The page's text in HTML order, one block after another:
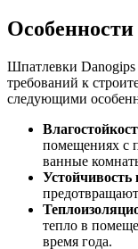
Шпатлевки Danogips
требований к
следующими
помещениях с
ванные
тепло в
время года.